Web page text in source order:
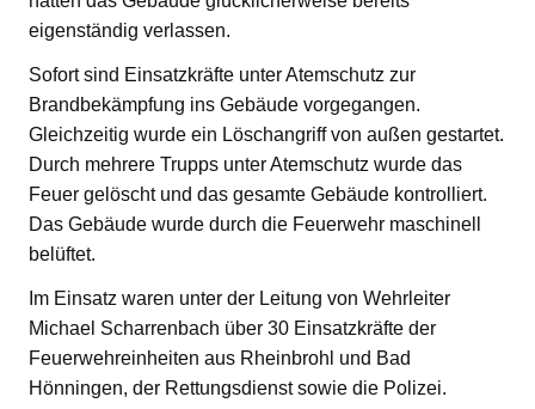
eigenständig verlassen.
Sofort sind Einsatzkräfte unter Atemschutz zur
Brandbekämpfung ins Gebäude vorgegangen.
Gleichzeitig wurde ein Löschangriff von außen gestartet.
Durch mehrere Trupps unter Atemschutz wurde das
Feuer gelöscht und das gesamte Gebäude kontrolliert.
Das Gebäude wurde durch die Feuerwehr maschinell
belüftet.
Im Einsatz waren unter der Leitung von Wehrleiter
Michael Scharrenbach über 30 Einsatzkräfte der
Feuerwehreinheiten aus Rheinbrohl und Bad
Hönningen, der Rettungsdienst sowie die Polizei.